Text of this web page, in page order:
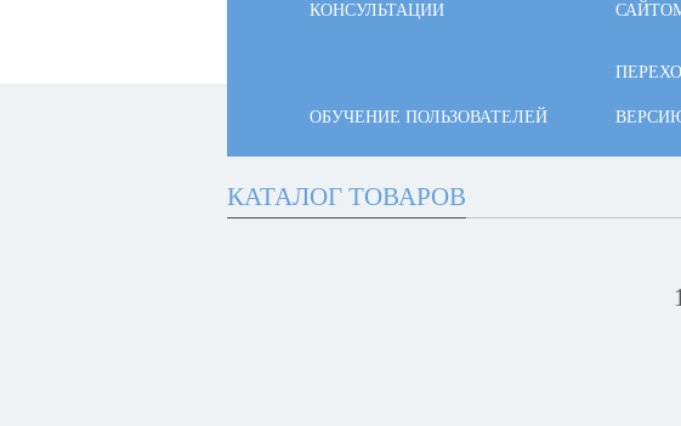
КОНСУЛЬТАЦИИ
ОБУЧЕНИЕ ПОЛЬЗОВАТЕЛЕЙ
КАТАЛОГ ТОВАРОВ